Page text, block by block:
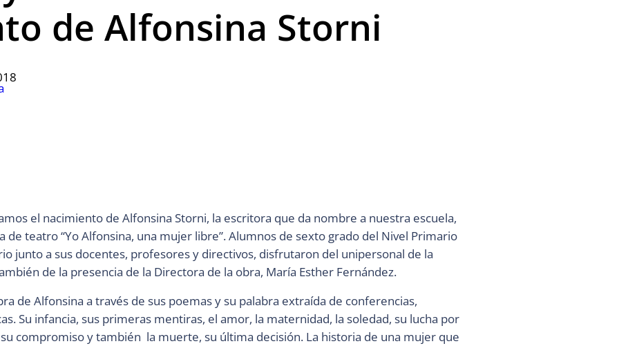
de Alfonsina Storni
el nacimiento de Alfonsina Storni, la escritora que da nombre a nuestra escuela,
de teatro “Yo Alfonsina, una mujer libre”. Alumnos de sexto grado del Nivel Primario
junto a sus docentes, profesores y directivos, disfrutaron del unipersonal de la
de la presencia de la Directora de la obra, María Esther Fernández.
de Alfonsina a través de sus poemas y su palabra extraída de conferencias,
Su infancia, sus primeras mentiras, el amor, la maternidad, la soledad, su lucha por
compromiso y también la muerte, su última decisión. La historia de una mujer que